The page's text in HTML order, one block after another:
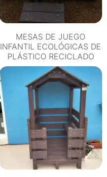
MESAS DE JUEGO
INFANTIL ECOLÓGICAS DE
PLÁSTICO RECICLADO